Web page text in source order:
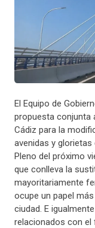
El Equipo de
propuesta conjunta
Cádiz para la
avenidas y glorietas
Pleno del próximo
que conlleva la
mayoritariamente
ocupe un papel
ciudad. E
relacionados con el